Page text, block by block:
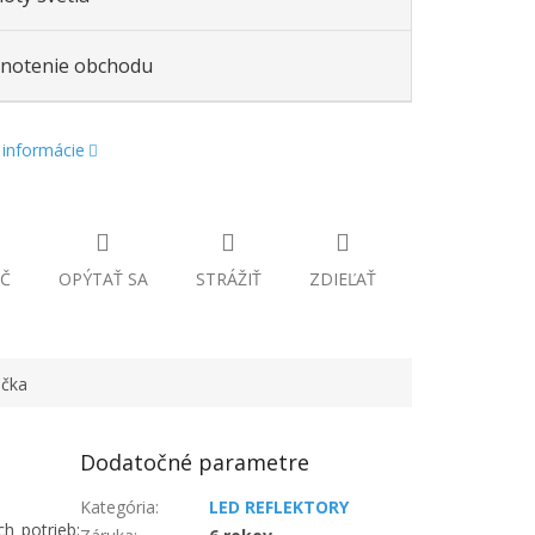
obchodu
OPÝTAŤ SA STRÁŽIŤ ZDIEĽAŤ
potrieb:
Dodatočné parametre
Kategória:
LED REFLEKTORY